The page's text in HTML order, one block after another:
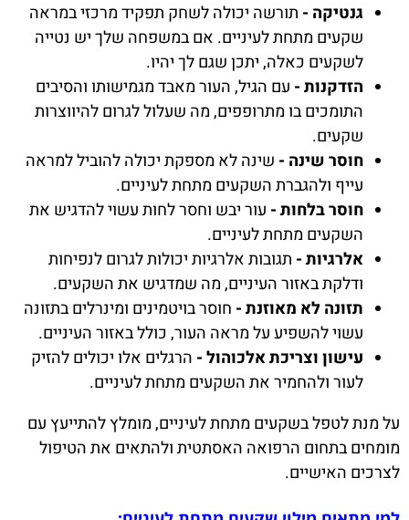
גנטיקה - תורשה יכולה לשחק תפקיד מרכזי במראה
שקעים מתחת לעיניים. אם במשפחה שלך יש נטייה
לשקעים כאלה, יתכן שגם לך יהיו.
הזדקנות - עם הגיל, העור מאבד מגמישותו והסיבים
התומכים בו מתרופפים, מה שעלול לגרום להיווצרות
שקעים.
חוסר שינה - שינה לא מספקת יכולה להוביל למראה
עייף ולהגברת השקעים מתחת לעיניים.
חוסר בלחות - עור יבש וחסר לחות עשוי להדגיש את
השקעים מתחת לעיניים.
אלרגיות - תגובות אלרגיות יכולות לגרום לנפיחות
ודלקת באזור העיניים, מה שמדגיש את השקעים.
תזונה לא מאוזנת - חוסר בויטמינים ומינרלים בתזונה
עשוי להשפיע על מראה העור, כולל באזור העיניים.
עישון וצריכת אלכוהול - הרגלים אלו יכולים להזיק
לעור ולהחמיר את השקעים מתחת לעיניים.
על מנת לטפל בשקעים מתחת לעיניים, מומלץ להתייעץ עם
מומחים בתחום הרפואה האסתטית ולהתאים את הטיפול
לצרכים האישיים.